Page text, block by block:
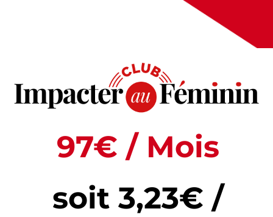
97€ / Mois
soit 3,23€ /